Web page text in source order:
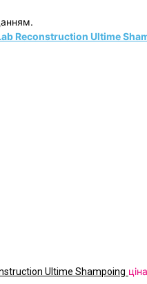
Reconstruction Ultime
Ultime Shampoing